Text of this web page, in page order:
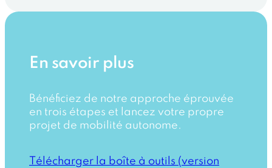
En savoir plus
Bénéficiez de notre approche éprouvée
en trois étapes et lancez votre propre
projet de mobilité autonome.
Télécharger la boîte à outils (version